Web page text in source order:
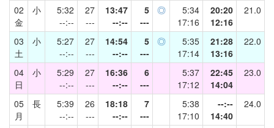
02
金
小
5:32
--:--
27
---
13:47
--:--
5
---
◎
5:34
17:16
20:20
12:16
21.0
03
土
小
5:27
--:--
27
---
14:54
--:--
5
---
◎
5:35
17:14
21:28
13:16
22.0
04
日
小
5:29
--:--
27
---
16:36
--:--
6
---
5:37
17:12
22:45
14:04
23.0
05
月
長
5:39
--:--
26
---
18:18
--:--
7
---
5:38
17:10
--:--
14:40
24.0